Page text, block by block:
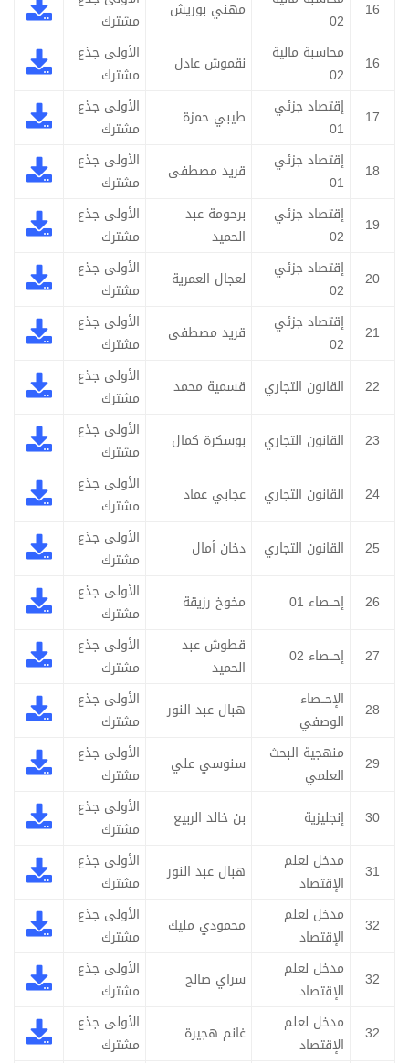
16
02
مهني بوريش
مشترك
16
محاسبة مالية
02
نقموش عادل
الأولى جذع
مشترك
17
إقتصاد جزئي
01
طيبي حمزة
الأولى جذع
مشترك
18
إقتصاد جزئي
01
قريد مصطفى
الأولى جذع
مشترك
19
إقتصاد جزئي
02
برحومة عبد
الحميد
الأولى جذع
مشترك
20
إقتصاد جزئي
02
لعجال العمرية
الأولى جذع
مشترك
21
إقتصاد جزئي
02
قريد مصطفى
الأولى جذع
مشترك
22
القانون التجاري قسمية محمد
الأولى جذع
مشترك
23
القانون التجاري بوسكرة كمال
الأولى جذع
مشترك
24
القانون التجاري عجابي عماد
الأولى جذع
مشترك
25
القانون التجاري دخان أمال
الأولى جذع
مشترك
26
إحــصاء 01 مخوخ رزيقة
الأولى جذع
مشترك
27
إحــصاء 02
قطوش عبد
الحميد
الأولى جذع
مشترك
28
الإحــصاء
الوصفي
هبال عبد النور
الأولى جذع
مشترك
29
منهجية البحث
العلمي
سنوسي علي
الأولى جذع
مشترك
30
إنجليزية بن خالد الربيع
الأولى جذع
مشترك
31
مدخل لعلم
الإقتصاد
هبال عبد النور
الأولى جذع
مشترك
32
مدخل لعلم
الإقتصاد
محمودي مليك
الأولى جذع
مشترك
32
مدخل لعلم
الإقتصاد
سراي صالح
الأولى جذع
مشترك
32
مدخل لعلم
الإقتصاد
غانم هجيرة
الأولى جذع
مشترك